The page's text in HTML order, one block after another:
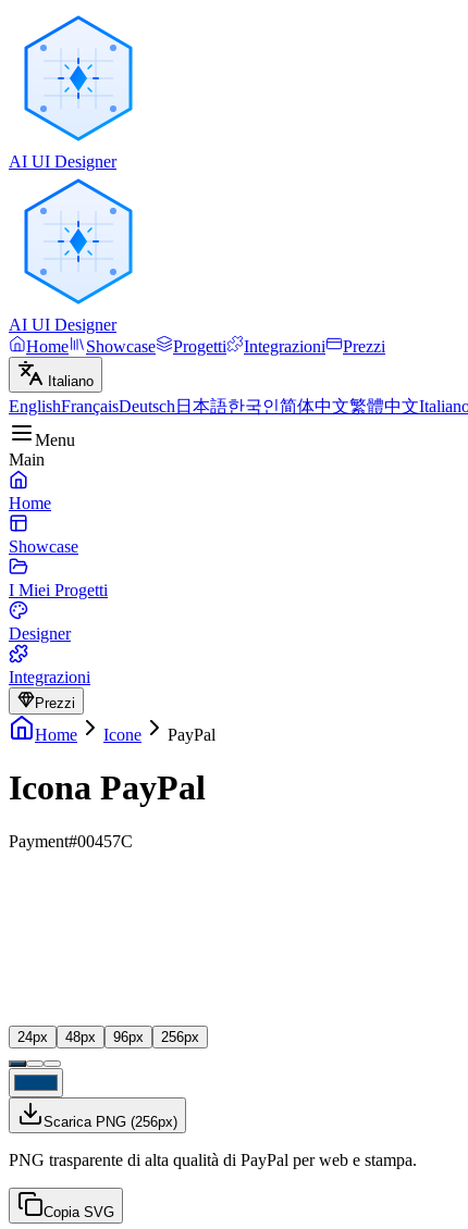
AI UI Designer
AI UI Designer
Home
Showcase Progetti Integrazioni Prezzi
Italiano
EnglishFrançaisDeutsch 日本語한국인简体中文繁體中文
Menu
Main
Home
Showcase
I Miei Progetti
Designer
Integrazioni
Prezzi
Home Icone PayPal
Icona PayPal
Payment#00457C
24px 48px 96px 256px
Scarica PNG (256px)
PNG trasparente di alta qualità di PayPal per web e stampa.
Copia SVG